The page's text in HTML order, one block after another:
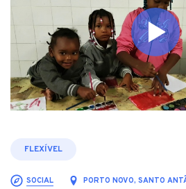
FLEXÍVEL
SOCIAL PORTO NOVO, SANTO